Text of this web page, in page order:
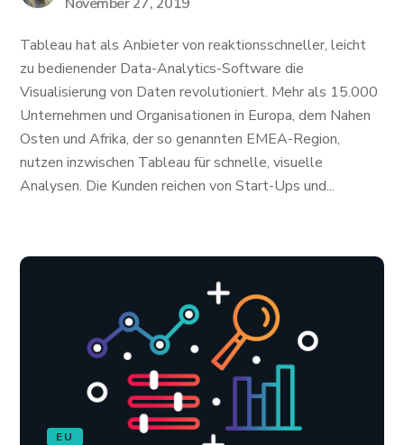
Tableau hat als Anbieter von reaktionsschneller, leicht
zu bedienender Data-Analytics-Software die
Visualisierung von Daten revolutioniert. Mehr als 15.000
Unternehmen und Organisationen in Europa, dem Nahen
Osten und Afrika, der so genannten EMEA-Region,
nutzen inzwischen Tableau für schnelle, visuelle
Analysen. Die Kunden reichen von Start-Ups und...
EU